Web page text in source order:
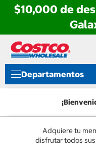
$10,000 de
directo
contenido
directo
menú
navegación
Departamentos
Adquiere tu
disfrutar todos